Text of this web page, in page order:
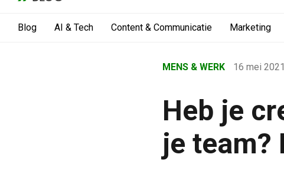
Blog AI & Tech Content & Communicatie Marketing
›
Mens & Werk
MENS & WERK 16 mei 2021
Heb je
je